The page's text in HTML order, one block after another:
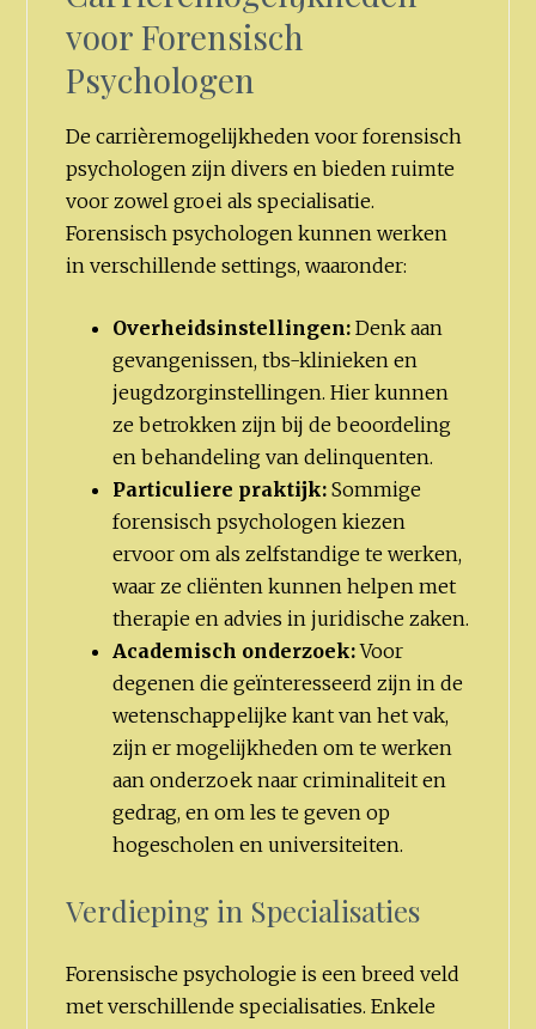
voor Forensisch
Psychologen
De carrièremogelijkheden voor forensisch
psychologen zijn divers en bieden ruimte
voor zowel groei als specialisatie.
Forensisch psychologen kunnen werken
in verschillende settings, waaronder:
Overheidsinstellingen:Denk aan
gevangenissen, tbs-klinieken en
jeugdzorginstellingen. Hier kunnen
ze betrokken zijn bij de beoordeling
en behandeling van delinquenten.
Particuliere praktijk:Sommige
forensisch psychologen kiezen
ervoor om als zelfstandige te werken,
waar ze cliënten kunnen helpen met
therapie en advies in juridische zaken.
Academisch onderzoek:Voor
degenen die geïnteresseerd zijn in de
wetenschappelijke kant van het vak,
zijn er mogelijkheden om te werken
aan onderzoek naar criminaliteit en
gedrag, en om les te geven op
hogescholen en universiteiten.
Verdieping in Specialisaties
Forensische psychologie is een breed veld
met verschillende specialisaties. Enkele